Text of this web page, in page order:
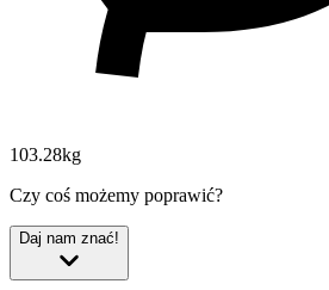
103.28kg
Czy coś możemy poprawić?
Daj nam znać!